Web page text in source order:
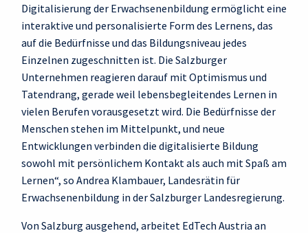
Digitalisierung der Erwachsenenbildung ermöglicht eine
interaktive und personalisierte Form des Lernens, das
auf die Bedürfnisse und das Bildungsniveau jedes
Einzelnen zugeschnitten ist. Die Salzburger
Unternehmen reagieren darauf mit Optimismus und
Tatendrang, gerade weil lebensbegleitendes Lernen in
vielen Berufen vorausgesetzt wird. Die Bedürfnisse der
Menschen stehen im Mittelpunkt, und neue
Entwicklungen verbinden die digitalisierte Bildung
sowohl mit persönlichem Kontakt als auch mit Spaß am
Lernen“, so Andrea Klambauer, Landesrätin für
Erwachsenenbildung in der Salzburger Landesregierung.
Von Salzburg ausgehend, arbeitet EdTech Austria an